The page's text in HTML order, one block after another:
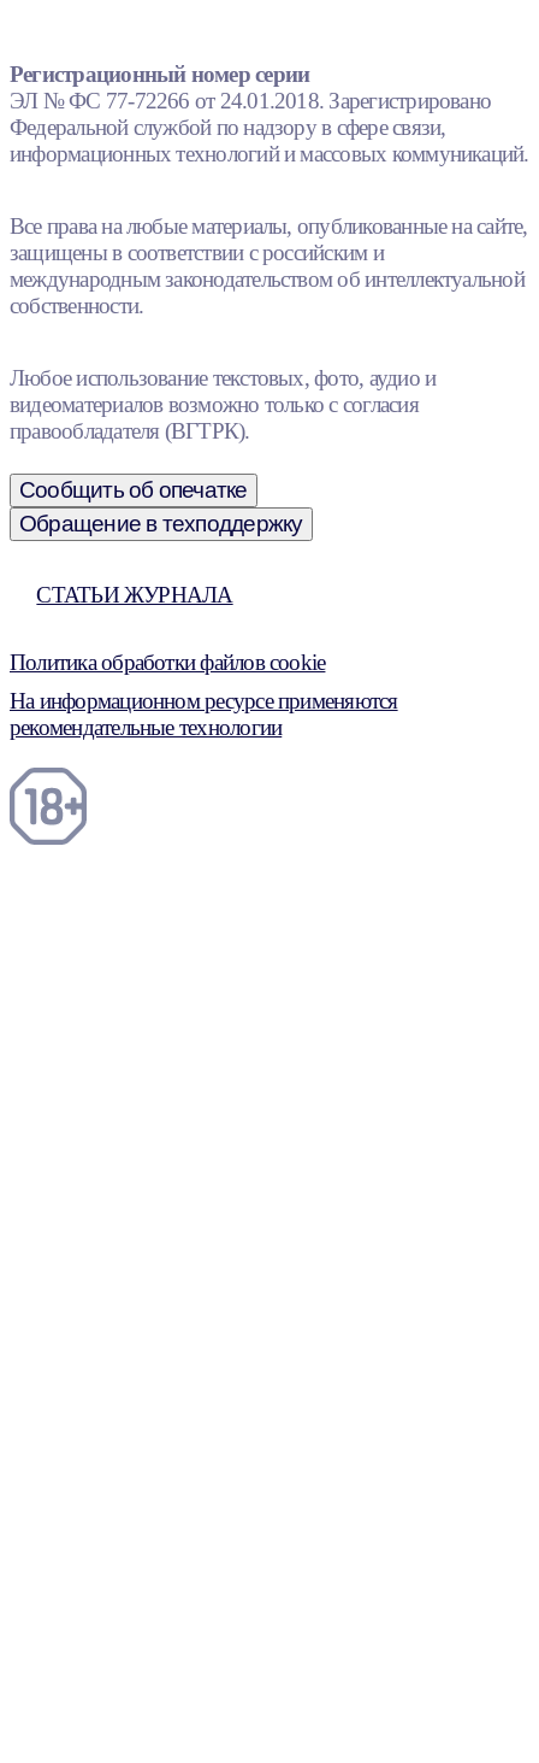
Регистрационный номер серии
ЭЛ № ФС 77-72266 от 24.01.2018. Зарегистрировано
Федеральной службой по надзору в сфере связи,
информационных технологий и массовых коммуникаций.
Все права на любые материалы, опубликованные на сайте,
защищены в соответствии с российским и
международным законодательством об интеллектуальной
собственности.
Любое использование текстовых, фото, аудио и
видеоматериалов возможно только с согласия
правообладателя (ВГТРК).
Сообщить об опечатке
Обращение в техподдержку
СТАТЬИ ЖУРНАЛА
Политика обработки файлов cookie
На информационном ресурсе применяются
рекомендательные технологии